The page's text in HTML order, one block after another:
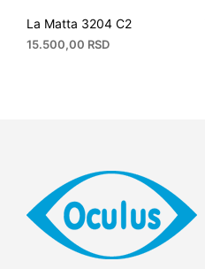
La Matta 3204 C2
15.500,00 RSD